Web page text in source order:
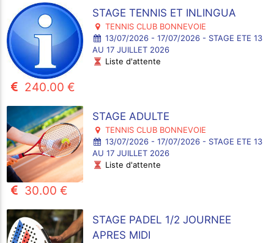
STAGE TENNIS ET INLINGUA
TENNIS CLUB BONNEVOIE
13/07/2026 - 17/07/2026 - STAGE ETE 13
AU 17 JUILLET 2026
Liste d'attente
240.00 €
STAGE ADULTE
TENNIS CLUB BONNEVOIE
13/07/2026 - 17/07/2026 - STAGE ETE 13
AU 17 JUILLET 2026
Liste d'attente
30.00 €
STAGE PADEL 1/2 JOURNEE
APRES MIDI